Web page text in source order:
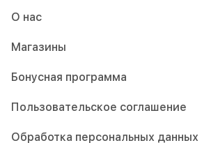
О нас
Магазины
Бонусная программа
Пользовательское соглашение
Обработка персональных данных